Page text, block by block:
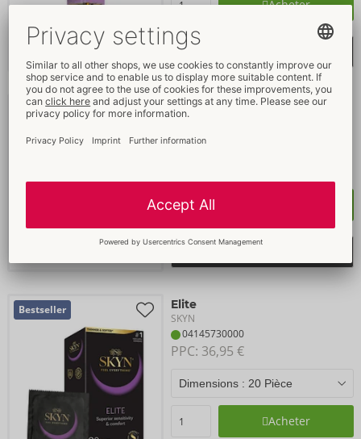
Acheter
Bestseller Large
SKYN
sélectionner la liste d'envie
Bestseller Elite
SKYN
04145730000
PPC: 36,95 €
Acheter